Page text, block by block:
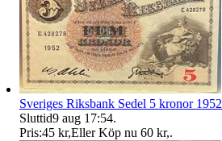
Sveriges Riksbank Sedel 5 kronor 1952
Sluttid9 aug 17:54.
Pris:45 kr,Eller Köp nu 60 kr,.